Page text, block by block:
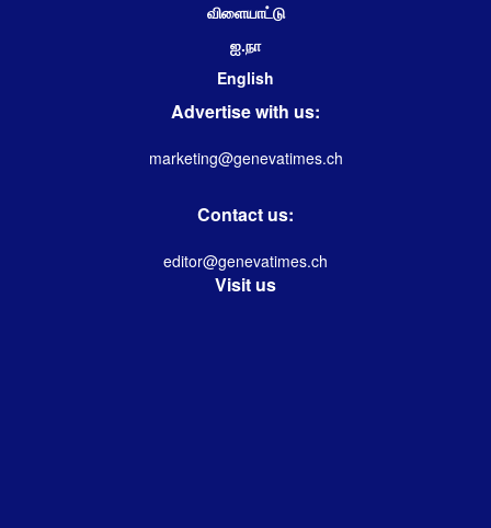
விளையாட்டு
ஐ.நா
English
Advertise with us:
marketing@genevatimes.ch
Contact us:
editor@genevatimes.ch
Visit us